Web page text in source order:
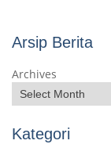
Arsip Berita
Archives
Kategori